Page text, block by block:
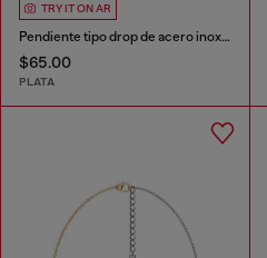
TRY IT ON AR
Pendiente tipo drop de acero inoxidable con glitz D
$65.00
PLATA